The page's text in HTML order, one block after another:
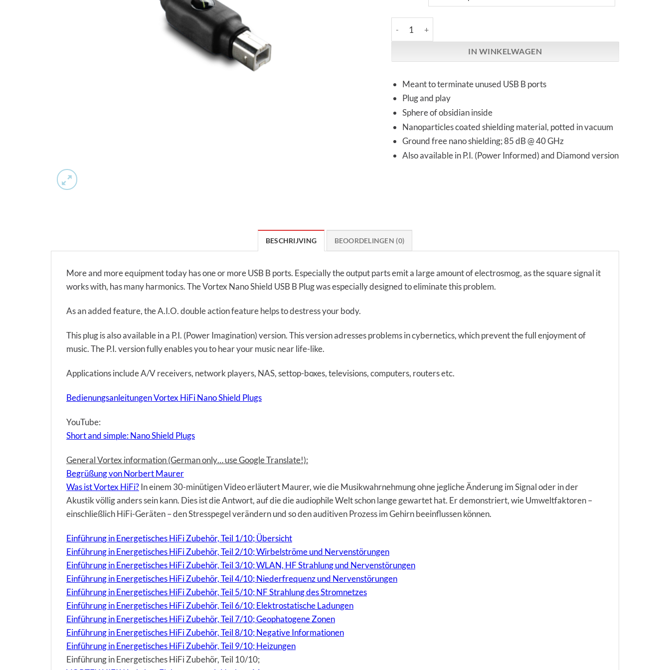
IN WINKELWAGEN
Meant to terminate unused USB B ports
Plug and play
Sphere of obsidian inside
Nanoparticles coated shielding material, potted in vacuum
Ground free nano shielding; 85 dB @ 40 GHz
Also available in P.I. (Power Informed) and Diamond version
BESCHRIJVING BEOORDELINGEN (0)
More and more equipment today has one or more USB B ports. Especially the output parts emit a large amount of electrosmog, as the square signal it
works with, has many harmonics. The Vortex Nano Shield USB B Plug was especially designed to eliminate this problem.
As an added feature, the A.I.O. double action feature helps to destress your body.
This plug is also available in a P.I. (Power Imagination) version. This version adresses problems in cybernetics, which prevent the full enjoyment of
music. The P.I. version fully enables you to hear your music near life-like.
Applications include A/V receivers, network players, NAS, settop-boxes, televisions, computers, routers etc.
Bedienungsanleitungen Vortex HiFi Nano Shield Plugs
YouTube:
Short and simple: Nano Shield Plugs
General Vortex information (German only… use Google Translate!):
Begrüßung von Norbert Maurer
Was ist Vortex HiFi?In einem 30-minütigen Video erläutert Maurer, wie die Musikwahrnehmung ohne jegliche Änderung im Signal oder in der
Akustik völlig anders sein kann. Dies ist die Antwort, auf die die audiophile Welt schon lange gewartet hat. Er demonstriert, wie Umweltfaktoren –
einschließlich HiFi-Geräten – den Stresspegel verändern und so den auditiven Prozess im Gehirn beeinflussen können.
Einführung in Energetisches HiFi Zubehör, Teil 1/10; Übersicht
Einführung in Energetisches HiFi Zubehör, Teil 2/10; Wirbelströme und Nervenstörungen
Einführung in Energetisches HiFi Zubehör, Teil 3/10; WLAN, HF Strahlung und Nervenstörungen
Einführung in Energetisches HiFi Zubehör, Teil 4/10; Niederfrequenz und Nervenstörungen
Einführung in Energetisches HiFi Zubehör, Teil 5/10; NF Strahlung des Stromnetzes
Einführung in Energetisches HiFi Zubehör, Teil 6/10; Elektrostatische Ladungen
Einführung in Energetisches HiFi Zubehör, Teil 7/10; Geophatogene Zonen
Einführung in Energetisches HiFi Zubehör, Teil 8/10; Negative Informationen
Einführung in Energetisches HiFi Zubehör, Teil 9/10; Heizungen
Einführung in Energetisches HiFi Zubehör, Teil 10/10;